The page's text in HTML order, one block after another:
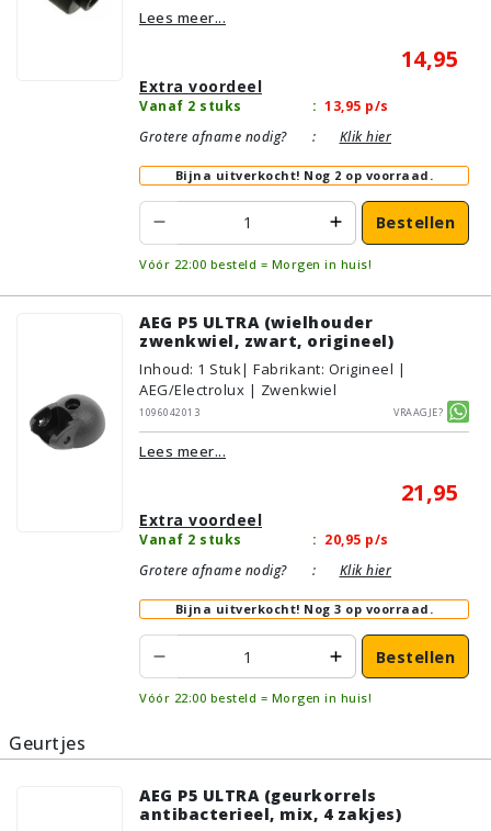
Lees meer...
14,95
Extra voordeel
Vanaf 2 stuks : 13,95 p/s
Grotere afname nodig?
: Klik hier
Bijna uitverkocht! Nog 2 op voorraad.
Bestellen
Vóór 22:00 besteld = Morgen in huis!
AEG P5 ULTRA (wielhouder
zwenkwiel, zwart, origineel)
Inhoud: 1 Stuk| Fabrikant: Origineel |
AEG/Electrolux | Zwenkwiel
1096042013
Vraagje?
Lees meer...
21,95
Extra voordeel
Vanaf 2 stuks : 20,95 p/s
Grotere afname nodig?
: Klik hier
Bijna uitverkocht! Nog 3 op voorraad.
Bestellen
Vóór 22:00 besteld = Morgen in huis!
Geurtjes
AEG P5 ULTRA (geurkorrels
antibacterieel, mix, 4 zakjes)